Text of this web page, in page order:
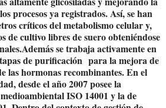
procesos ya registrados. Así, se han
críticos del metabolismo celular y,
de cultivo libres de suero obteniéndose
Además se trabaja activamente en
de purificación para la mejora de
las hormonas recombinantes. En el
desde el año 2007 posee la
ISO 14001 y la de